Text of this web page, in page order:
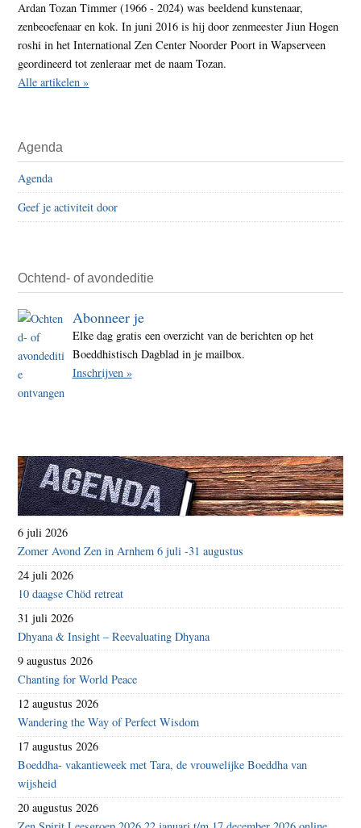
Ardan Tozan Timmer (1966 - 2024) was beeldend kunstenaar,
zenbeoefenaar en kok. In juni 2016 is hij door zenmeester Jiun Hogen
roshi in het International Zen Center Noorder Poort in Wapserveen
geordineerd tot zenleraar met de naam Tozan.
Alle artikelen »
Agenda
Agenda
Geef je activiteit door
Ochtend- of avondeditie
Abonneer je
Elke dag gratis een overzicht van de berichten op het
Boeddhistisch Dagblad in je mailbox.
Inschrijven »
6 juli 2026
Zomer Avond Zen in Arnhem 6 juli -31 augustus
24 juli 2026
10 daagse Chöd retreat
31 juli 2026
Dhyana & Insight – Reevaluating Dhyana
9 augustus 2026
Chanting for World Peace
12 augustus 2026
Wandering the Way of Perfect Wisdom
17 augustus 2026
Boeddha- vakantieweek met Tara, de vrouwelijke Boeddha van
wijsheid
20 augustus 2026